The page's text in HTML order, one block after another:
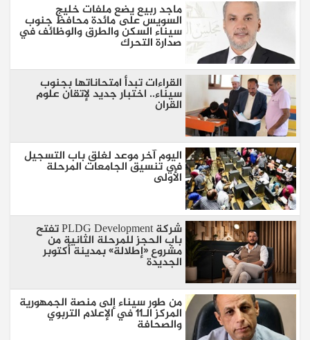
ماجد ربيع يضع ملفات خليج
السويس على مائدة محافظ جنوب
سيناء السكن والطرق والوظائف في
صدارة التحرك
القراءات تبدأ امتحاناتها بجنوب
سيناء.. اختبار جديد لإتقان علوم
القران
اليوم آخر موعد لغلق باب التسجيل
في تنسيق الجامعات المرحلة
الأولى
شركة PLDG Development تفتح
باب الحجز للمرحلة الثانية من
مشروع «إطلالة» بمدينة أكتوبر
الجديدة
من طور سيناء إلى منصة الجمهورية
المركز الـ11 في الإعلام التربوي
والصحافة